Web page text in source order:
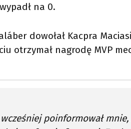
na 0.
dowołał Kacpra
otrzymał nagrodę MVP
poinformował